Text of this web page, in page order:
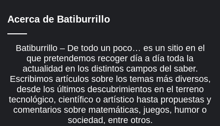
Acerca de Batiburrillo
Batiburrillo – De todo un poco… es un sitio en el
que pretendemos recoger día a día toda la
actualidad en los distintos campos del saber.
Escribimos artículos sobre los temas más diversos,
desde los últimos descubrimientos en el terreno
tecnológico, científico o artístico hasta propuestas y
comentarios sobre matemáticas, juegos, humor o
sociedad, entre otros.